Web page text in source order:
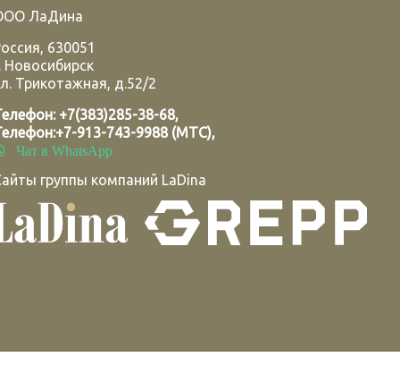
ЛаДина
, 630051
Новосибирск
Трикотажная, д.52/2
+7(383)285-38-68,
+7-913-743-9988 (МТС),
Чат в WhatsApp
группы компаний LaDina